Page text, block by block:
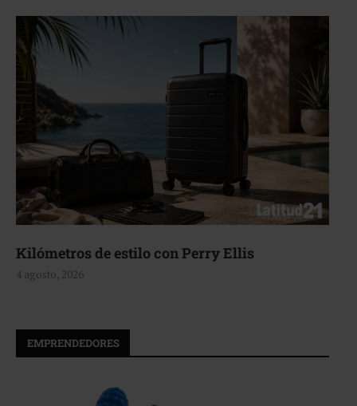
Aerie, texturas que fluyen
4 agosto, 2026
EMPRENDEDORES